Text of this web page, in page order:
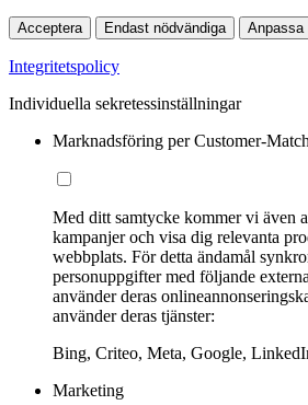
Acceptera Endast nödvändiga Anpassa
Integritetspolicy
Individuella sekretessinställningar
Marknadsföring per Customer-Match
Med ditt samtycke kommer vi även
kampanjer och visa dig relevanta
webbplats. För detta ändamål
personuppgifter med följande
använder deras
använder deras tjänster:
Bing, Criteo, Meta, Google,
Marketing